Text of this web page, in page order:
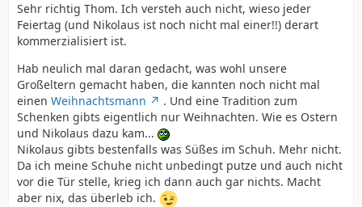
Sehr richtig Thom. Ich versteh auch nicht, wieso jeder
Feiertag (und Nikolaus ist noch nicht mal einer!!) derart
kommerzialisiert ist.
Hab neulich mal daran gedacht, was wohl unsere
Großeltern gemacht haben, die kannten noch nicht mal
einen Weihnachtsmann
. Und eine Tradition zum
Schenken gibts eigentlich nur Weihnachten. Wie es Ostern
und Nikolaus dazu kam...
Nikolaus gibts bestenfalls was Süßes im Schuh. Mehr nicht.
Da ich meine Schuhe nicht unbedingt putze und auch nicht
vor die Tür stelle, krieg ich dann auch gar nichts. Macht
aber nix, das überleb ich.